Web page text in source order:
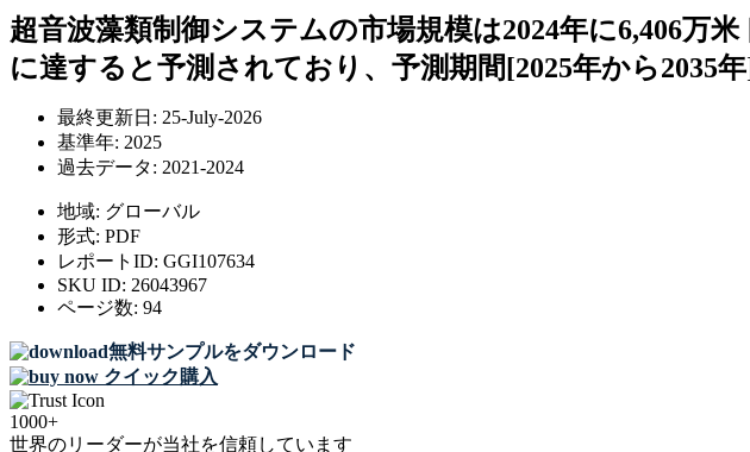
超音波藻類制御システムの市場規模は2024年に6,406万
に達すると予測されており、予測期間[2025年から2035
最終更新日: 25-July-2026
基準年: 2025
過去データ: 2021-2024
地域: グローバル
形式: PDF
レポートID: GGI107634
SKU ID: 26043967
ページ数: 94
無料サンプルをダウンロード
クイック購入
1000+
世界のリーダーが当社を信頼しています